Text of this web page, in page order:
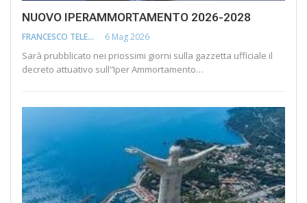
NUOVO IPERAMMORTAMENTO 2026-2028
FRANCESCO TELESCA 6 Mag 2026
Sarà prubblicato nei priossimi giorni sulla gazzetta ufficiale il
decreto attuativo sull'’Iper Ammortamento…